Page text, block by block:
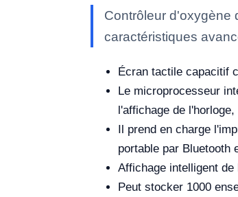
Contrôleur d'oxygène
caractéristiques
Écran tactile capacitif
Le microprocesseur
l'affichage de
Il prend en charge
portable par Bluetooth
Affichage intelligent
Peut stocker 1000